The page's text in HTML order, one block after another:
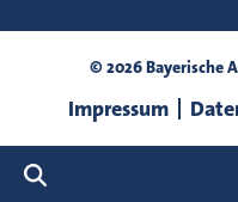
Suche
© 2026 Bayerische
Impressum